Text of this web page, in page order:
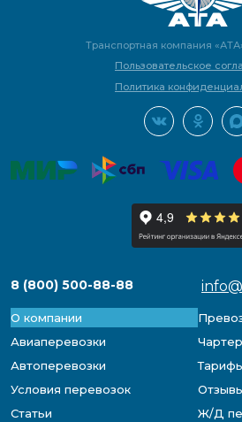
Транспортная компания
Пользовательское
Политика
8 (800) 500-88-88
О компании
Авиаперевозки
Автоперевозки
Условия перевозок
Статьи
Ж/Д